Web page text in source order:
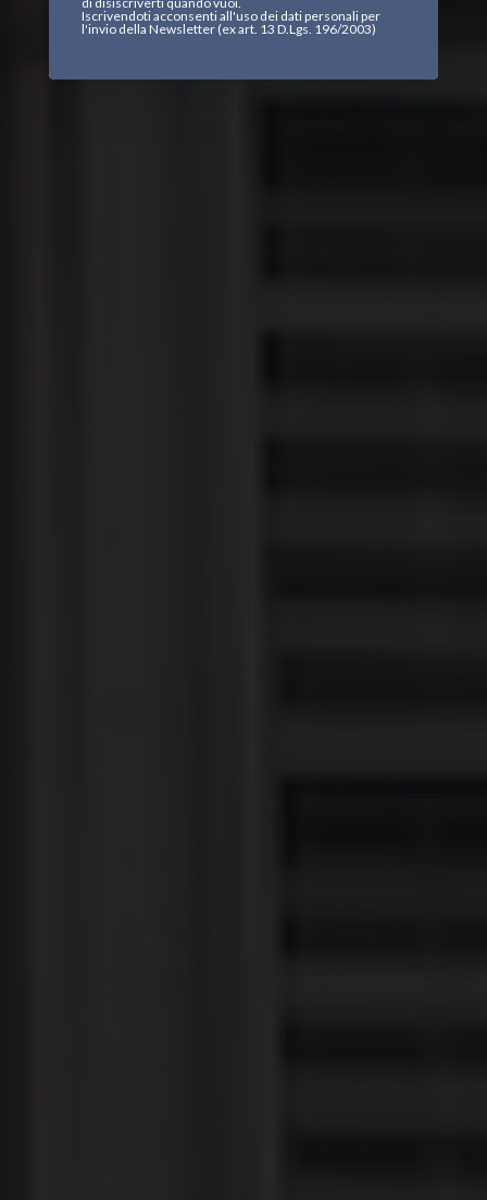
Iscrivendoti acconsenti all'uso dei dati personali per
l'invio della Newsletter (ex art. 13 D.Lgs. 196/2003)